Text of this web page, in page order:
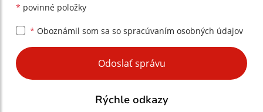
* povinné položky
* Oboznámil som sa so spracúvaním osobných údajov
Google reCaptcha Response
Odoslať správu
Rýchle odkazy